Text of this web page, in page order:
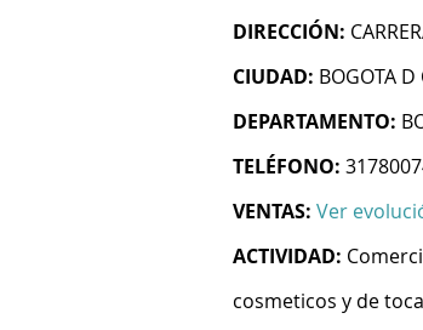
DIRECCIÓN:
CIUDAD: BOGOTA D
DEPARTAMENTO:
TELÉFONO:
VENTAS: Ver
ACTIVIDAD:
cosmeticos y de